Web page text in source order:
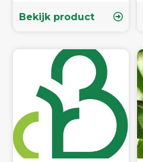
Bekijk product